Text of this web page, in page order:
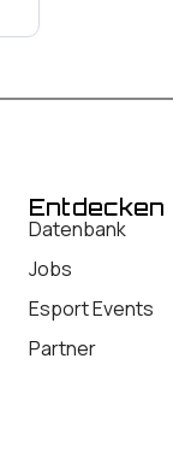
Entdecken
Datenbank
Jobs
Esport Events
Partner